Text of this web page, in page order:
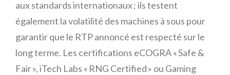
aux standards internationaux ; ils testent
également la volatilité des machines à sous pour
garantir que le RTP annoncé est respecté sur le
long terme. Les certifications eCOGRA « Safe &
Fair », iTech Labs « RNG Certified » ou Gaming